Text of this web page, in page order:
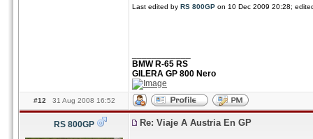
Last edited by RS 800GP on 10 Dec 2009 20:28;
BMW R-65 RS
GILERA GP 800 Nero
#12 31 Aug 2008 16:52
RS 800GP Re: Viaje A Austria En GP